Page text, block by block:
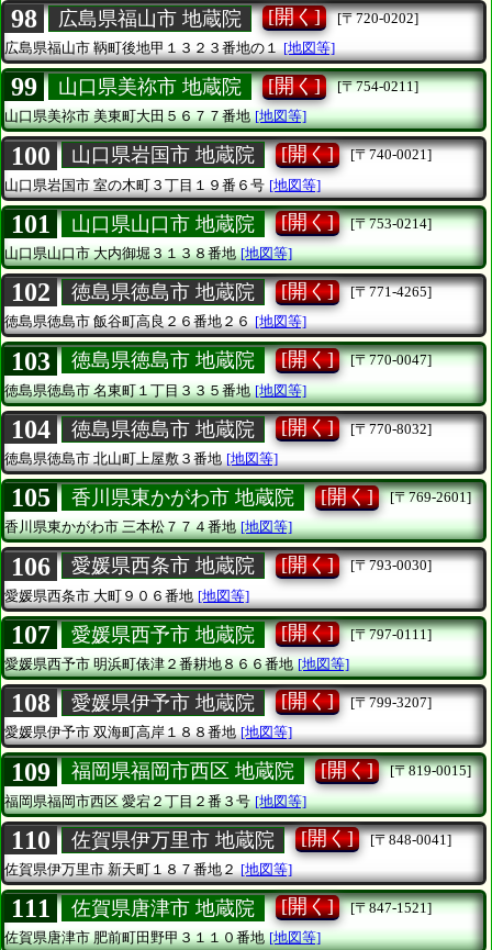
98 広島県福山市 地蔵院 [開く]
[〒720-0202]
広島県福山市鞆町後地甲１３２３番地の１ [地図等]
99 山口県美祢市 地蔵院 [開く]
[〒754-0211]
山口県美祢市美東町大田５６７７番地 [地図等]
100 山口県岩国市 地蔵院 [開く]
[〒740-0021]
山口県岩国市 室の木町３丁目１９番６号 [地図等]
101 山口県山口市 地蔵院 [開く]
[〒753-0214]
山口県山口市大内御堀３１３８番地 [地図等]
102 徳島県徳島市 地蔵院 [開く]
[〒771-4265]
徳島県徳島市飯谷町高良２６番地２６ [地図等]
103 徳島県徳島市 地蔵院 [開く]
[〒770-0047]
徳島県徳島市名東町１丁目３３５番地 [地図等]
104 徳島県徳島市 地蔵院 [開く]
[〒770-8032]
徳島県徳島市北山町上屋敷３番地 [地図等]
105 香川県東かがわ市 地蔵院 [開く]
[〒769-2601]
香川県東かがわ市三本松７７４番地 [地図等]
106 愛媛県西条市 地蔵院 [開く]
[〒793-0030]
愛媛県西条市 大町９０６番地 [地図等]
107 愛媛県西予市 地蔵院 [開く]
[〒797-0111]
愛媛県西予市明浜町俵津２番耕地８６６番地 [地図等]
108 愛媛県伊予市 地蔵院 [開く]
[〒799-3207]
愛媛県伊予市双海町高岸１８８番地 [地図等]
109 福岡県福岡市西区 地蔵院 [開く]
[〒819-0015]
福岡県福岡市西区愛宕２丁目２番３号 [地図等]
110 佐賀県伊万里市 地蔵院 [開く]
[〒848-0041]
佐賀県伊万里市新天町１８７番地２ [地図等]
111 佐賀県唐津市 地蔵院 [開く]
[〒847-1521]
佐賀県唐津市肥前町田野甲３１１０番地 [地図等]